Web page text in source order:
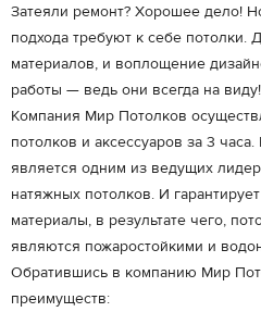
Затеяли ремонт? Хорошее дело!
подхода требуют к себе потолки.
материалов, и воплощение
работы — ведь они всегда на виду!
Компания Мир Потолков
потолков и аксессуаров за 3
является одним из ведущих
натяжных потолков. И
материалы, в результате чего,
являются пожаростойкими и
Обратившись в компанию Мир
преимуществ: